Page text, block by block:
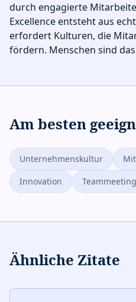
durch engagierte
Excellence entsteht aus
erfordert Kulturen, die
fördern. Menschen sind
Am besten
Unternehmenskultur
Innovation
Teammeeting
Ähnliche Zitate